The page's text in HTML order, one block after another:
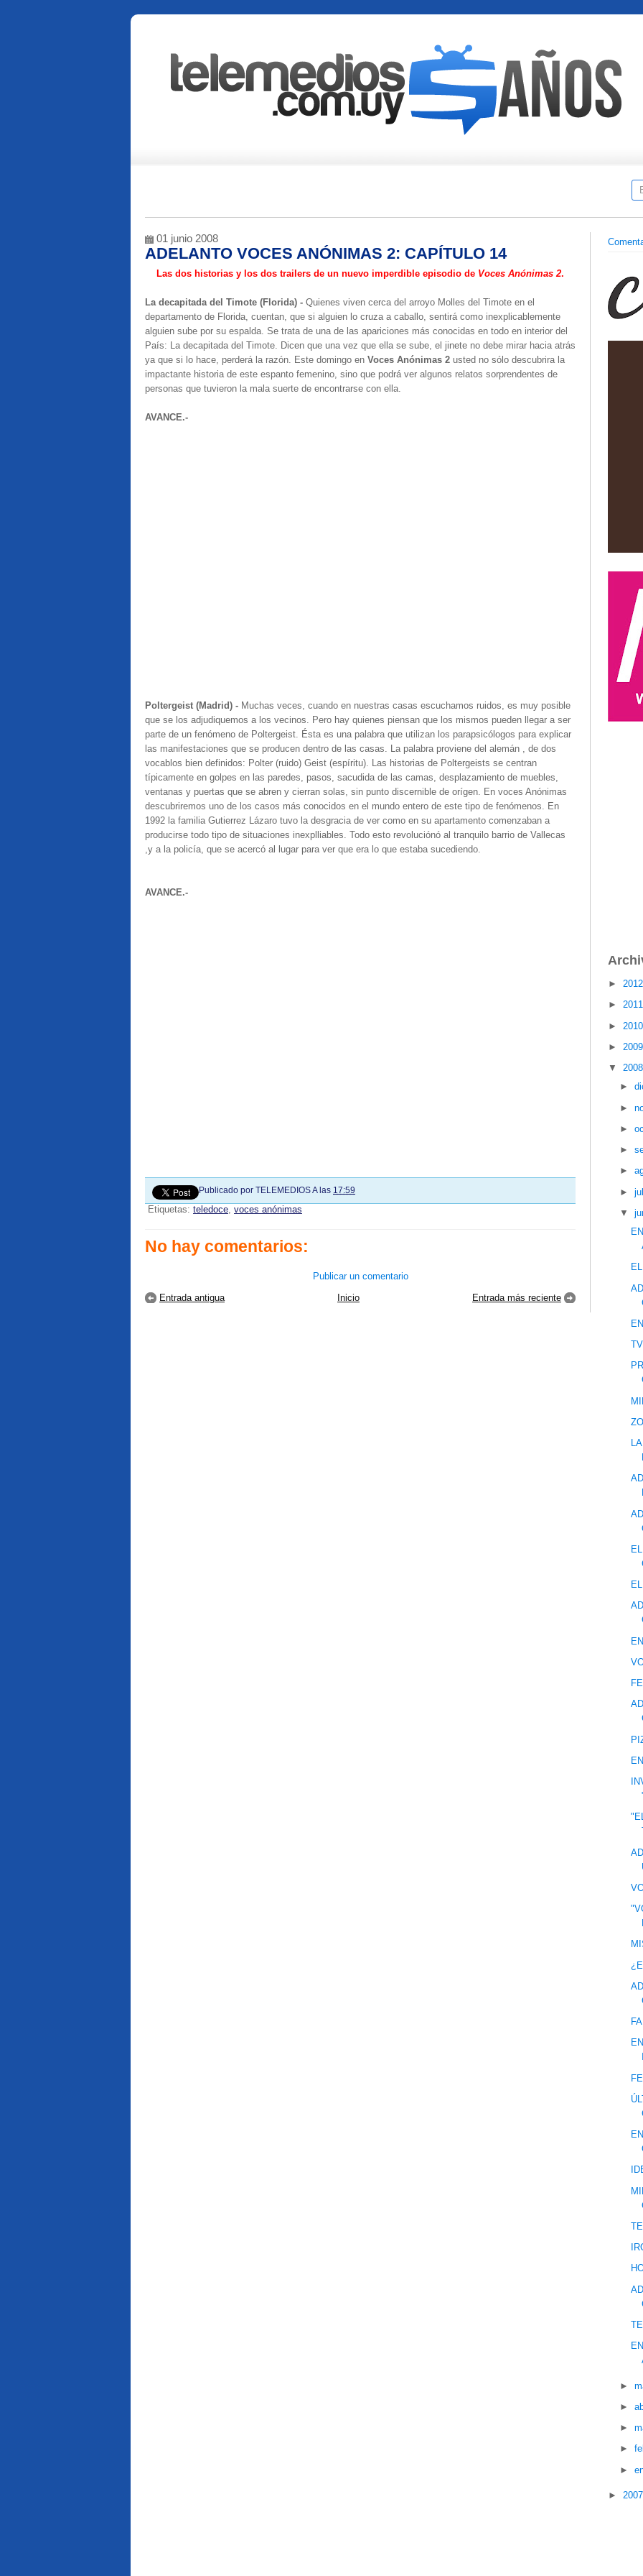
01 junio 2008
ADELANTO VOCES ANÓNIMAS 2: CAPÍTULO 14
Las dos historias y los dos trailers de un nuevo imperdible episodio de Voces Anónimas 2.
La decapitada del Timote (Florida) - Quienes viven cerca del arroyo Molles del Timote en el
departamento de Florida, cuentan, que si alguien lo cruza a caballo, sentirá como inexplicablemente
alguien sube por su espalda. Se trata de una de las apariciones más conocidas en todo en interior del
País: La decapitada del Timote. Dicen que una vez que ella se sube, el jinete no debe mirar hacia atrás
ya que si lo hace, perderá la razón. Este domingo en Voces Anónimas 2 usted no sólo descubrira la
impactante historia de este espanto femenino, sino que podrá ver algunos relatos sorprendentes de
personas que tuvieron la mala suerte de encontrarse con ella.
AVANCE.-
Poltergeist (Madrid) - Muchas veces, cuando en nuestras casas escuchamos ruidos, es muy posible
que se los adjudiquemos a los vecinos. Pero hay quienes piensan que los mismos pueden llegar a ser
parte de un fenómeno de Poltergeist. Ésta es una palabra que utilizan los parapsicólogos para explicar
las manifestaciones que se producen dentro de las casas. La palabra proviene del alemán , de dos
vocablos bien definidos: Polter (ruido) Geist (espíritu). Las historias de Poltergeists se centran
típicamente en golpes en las paredes, pasos, sacudida de las camas, desplazamiento de muebles,
ventanas y puertas que se abren y cierran solas, sin punto discernible de orígen. En voces Anónimas
descubriremos uno de los casos más conocidos en el mundo entero de este tipo de fenómenos. En
1992 la familia Gutierrez Lázaro tuvo la desgracia de ver como en su apartamento comenzaban a
producirse todo tipo de situaciones inexplliables. Todo esto revoluciónó al tranquilo barrio de Vallecas
,y a la policía, que se acercó al lugar para ver que era lo que estaba sucediendo.
AVANCE.-
Publicado por TELEMEDIOSA las 17:59
Etiquetas: teledoce, voces anónimas
No hay comentarios:
Publicar un comentario
Entrada más reciente
Entrada antigua Inicio
►
►
►
►
▼
►
►
►
►
►
►
▼
►
►
►
►
►
►